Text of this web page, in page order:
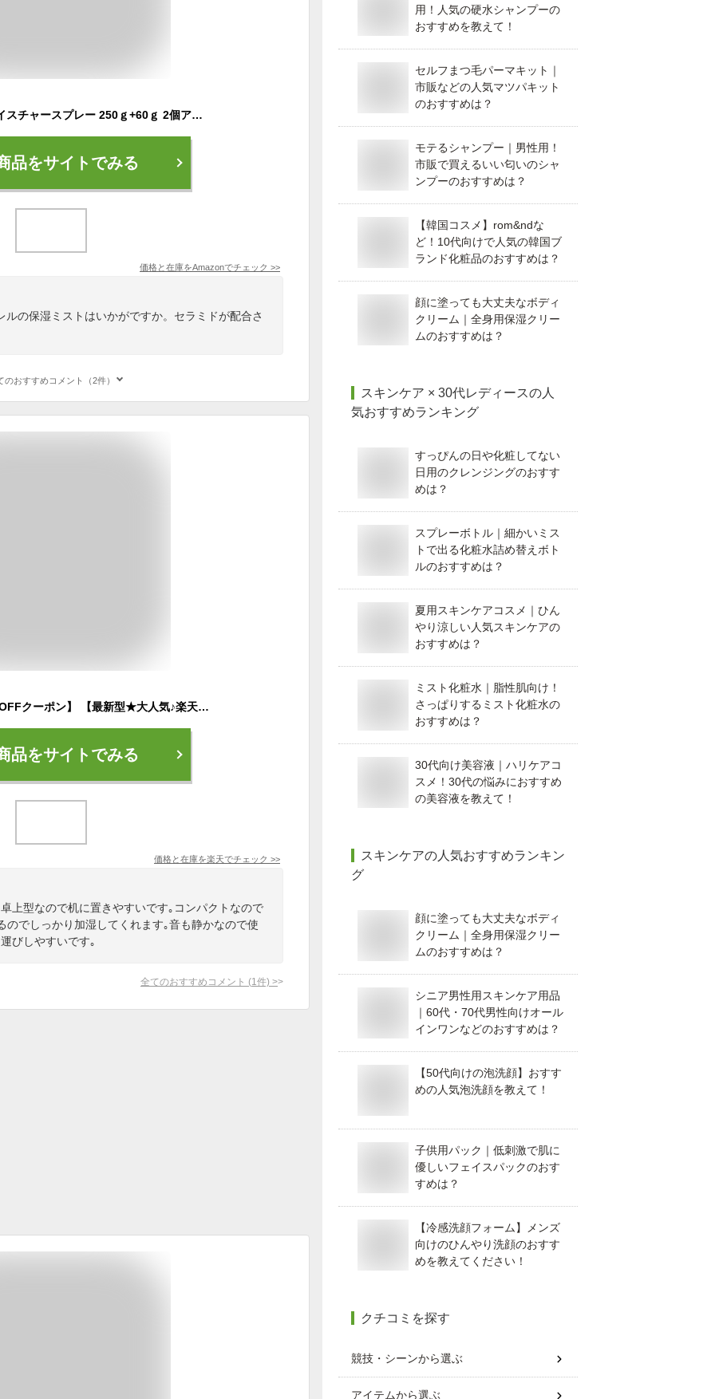
キュレル ディープモイスチャースプレー 250ｇ+60ｇ 2個アソート オンライン限定 化粧水 ミスト フェイスミスト 顔 乾燥肌 スキンケア ボディケア 基礎化粧水 持ち運び curel 花王
品をサイトでみる
価格と在庫をAmazonでチェック >>
の保湿ミストはいかがですか。セラミドが配合さ
のおすすめコメント（2件）
【1点15%→最大45%OFFクーポン】 【最新型★大人気♪楽天1位】 給電 充電式 加湿器 卓上加湿器 USB 小型 超音波 大容量 おしゃれ 卓上 簡単 旅行 黒 静音 除菌 電源不要 次亜塩素酸水 ベッドサイド 持ち運び 海外対応 かわいい オフィス コンパクト お手入れ不要
品をサイトでみる
価格と在庫を楽天でチェック >>
上型なので机に置きやすいです｡コンパクトなので
のでしっかり加湿してくれます｡音も静かなので使
びしやすいです｡
全てのおすすめコメント (1 件) >
用！人気の硬水シャンプーの
おすすめを教えて！
セルフまつ毛パーマキット｜
市販などの人気マツパキット
のおすすめは？
モテるシャンプー｜男性用！
市販で買えるいい匂いのシャ
ンプーのおすすめは？
【韓国コスメ】rom&ndな
ど！10代向けで人気の韓国ブ
ランド化粧品のおすすめは？
顔に塗っても大丈夫なボディ
クリーム｜全身用保湿クリー
ムのおすすめは？
スキンケア × 30代レディースの人
気おすすめランキング
すっぴんの日や化粧してない
日用のクレンジングのおすす
めは？
スプレーボトル｜細かいミス
トで出る化粧水詰め替えボト
ルのおすすめは？
夏用スキンケアコスメ｜ひん
やり涼しい人気スキンケアの
おすすめは？
ミスト化粧水｜脂性肌向け！
さっぱりするミスト化粧水の
おすすめは？
30代向け美容液｜ハリケアコ
スメ！30代の悩みにおすすめ
の美容液を教えて！
スキンケアの人気おすすめランキン
グ
顔に塗っても大丈夫なボディ
クリーム｜全身用保湿クリー
ムのおすすめは？
シニア男性用スキンケア用品
｜60代・70代男性向けオール
インワンなどのおすすめは？
【50代向けの泡洗顔】おすす
めの人気泡洗顔を教えて！
子供用パック｜低刺激で肌に
優しいフェイスパックのおす
すめは？
【冷感洗顔フォーム】メンズ
向けのひんやり洗顔のおすす
めを教えてください！
クチコミを探す
競技・シーンから選ぶ
アイテムから選ぶ